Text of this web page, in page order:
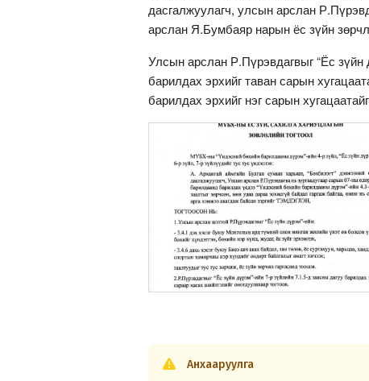
дасгалжуулагч, улсын арслан
арслан Я.Бумбаяр нарын ёс зүйн
Улсын арслан Р.Пүрэвдагвыг “Ёс зүйн
барилдах эрхийг таван сарын
барилдах эрхийг нэг сарын
Анхааруулга